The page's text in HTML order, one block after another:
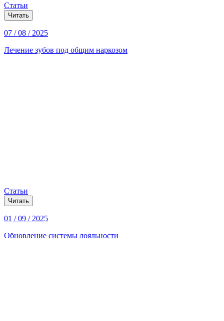
Статьи
Читать
07 / 08 / 2025
Лечение зубов под общим наркозом
Статьи
Читать
01 / 09 / 2025
Обновление системы лояльности